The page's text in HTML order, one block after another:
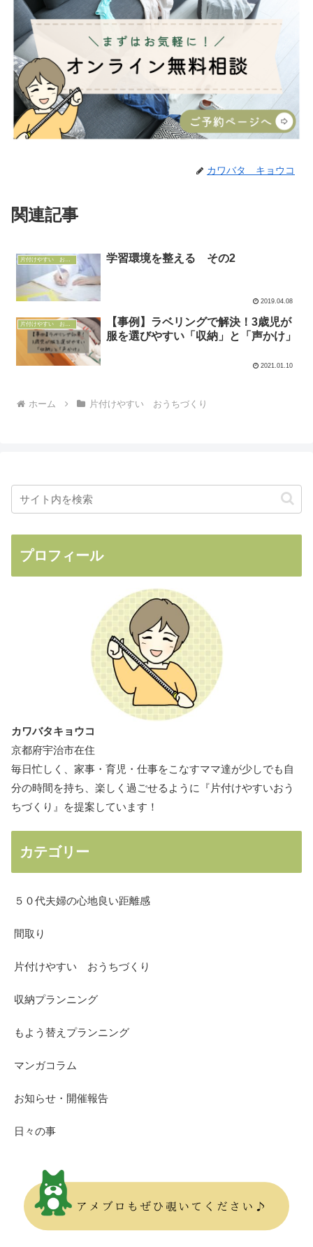
カワバタ キョウコ
関連記事
片付けやすい おうちづくり 学習環境を整える その2
2019.04.08
【事例】ラベリングで解決！3歳児が
服を選びやすい「収納」と「声かけ」
2021.01.10
ホーム 片付けやすい おうちづくり
プロフィール
カワバタキョウコ
京都府宇治市在住
毎日忙しく、家事・育児・仕事をこなすママ達が少しでも自
分の時間を持ち、楽しく過ごせるように『片付けやすいおう
ちづくり』を提案しています！
カテゴリー
５０代夫婦の心地良い距離感
間取り
片付けやすい おうちづくり
収納プランニング
もよう替えプランニング
マンガコラム
お知らせ・開催報告
日々の事